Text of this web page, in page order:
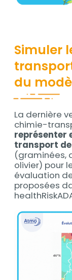
Simuler
du
Contenu
La dernière
chimie-
représenter
transport
(graminées,
olivier) pour
évaluation
proposées